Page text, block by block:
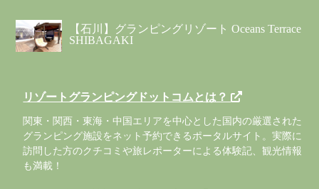
【石川】グランピングリゾート Oceans Terrace
SHIBAGAKI
リゾートグランピングドットコムとは？
関東・関西・東海・中国エリアを中心とした国内の厳選された
グランピング施設をネット予約できるポータルサイト。実際に
訪問した方のクチコミや旅レポーターによる体験記、観光情報
も満載！